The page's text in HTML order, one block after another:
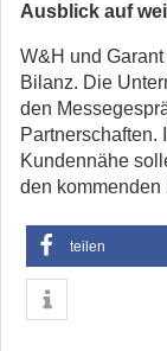
Ausblick auf
W&H und
Bilanz. Die
den
Partnerschaften.
Kundennähe
den kommenden
teilen